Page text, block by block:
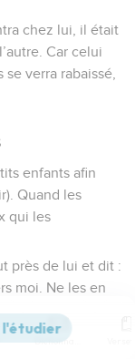
chez lui, il était
Car celui
verra rabaissé,
enfants afin
Quand les
qui les
près de lui et dit :
moi. Ne les en